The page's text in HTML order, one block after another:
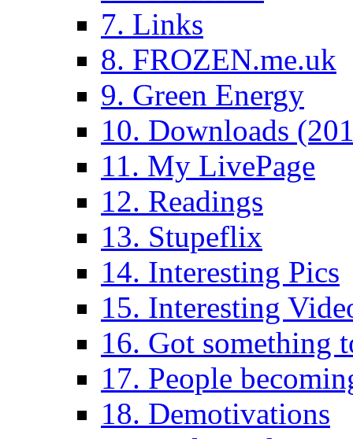
7. Links
8. FROZEN.me.uk
9. Green Energy
10. Downloads
11. My LivePage
12. Readings
13. Stupeflix
14. Interesting Pics
15. Interesting
16. Got something
17. People
18. Demotivations